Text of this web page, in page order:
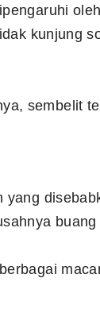
kunjung
sembelit
yang
buang